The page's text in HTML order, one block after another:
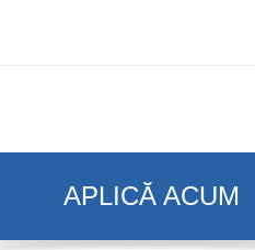
APLICĂ ACUM